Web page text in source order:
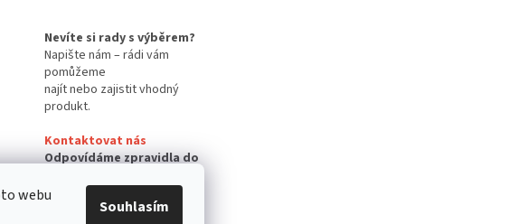
webu
Souhlasím
Nevíte si rady s výběrem?
Napište nám – rádi vám
pomůžeme
najít nebo zajistit vhodný
produkt.
Kontaktovat nás
Odpovídáme zpravidla do